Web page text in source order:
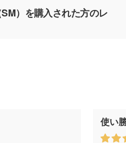
）を購入された方のレ
使い